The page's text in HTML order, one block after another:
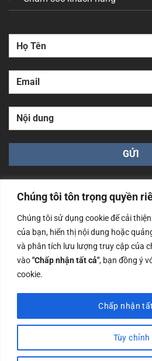
Chúng tôi tôn trọng quyền
Chúng tôi sử dụng cookie để cải
của bạn, hiển thị nội dung hoặc
và phân tích lưu lượng truy cập của
vào"Chấp nhận tất cả", bạn đồng ý
cookie.
Tùy chỉnh
Chấp nhận
Công ty TNHH Nam Bình Xương -
cấp ngày 14/06/2019 bởi Sở Kế
Nội
Copyrights @2023 Nam Binh